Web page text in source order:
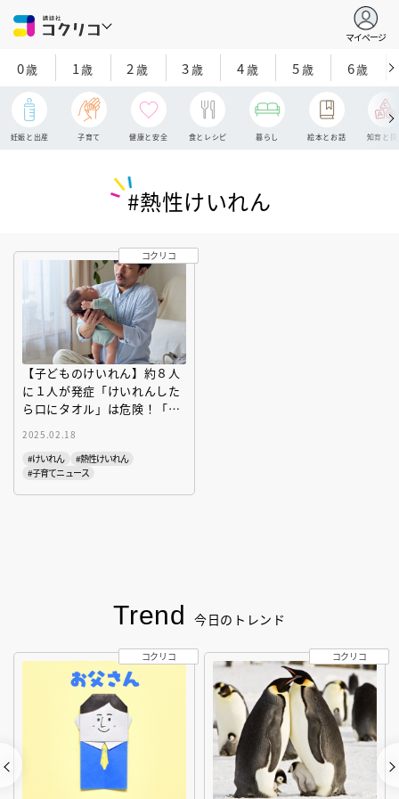
マイページ
0歳 1歳 2 歳 3歳 4歳 5歳 6歳
妊娠と出産 子育て 健康と安全 食とレシピ 暮らし 絵本とお話 知育と探
#熱性けいれん
コクリコ
【子どものけいれん】約８人
に１人が発症「けいれんした
ら口にタオル」は危険！「け
2025.02.18
#けいれん
#熱性けいれん
#子育てニュース
Trend 今日のトレンド
コクリコ コクリコ